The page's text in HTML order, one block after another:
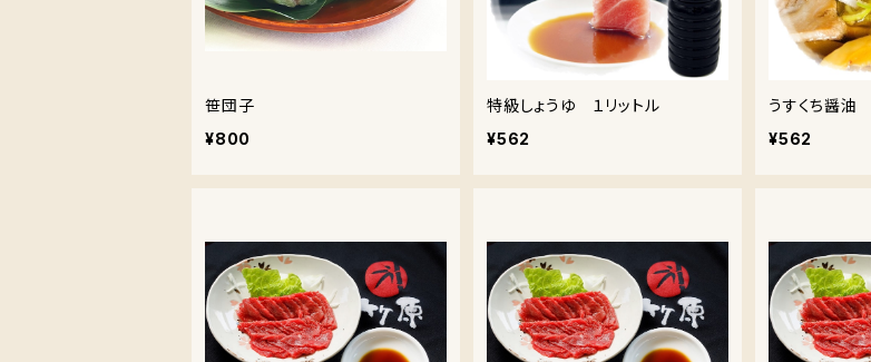
笹団子
¥800
特級しょうゆ １リットル
¥562
うすくち醤油
¥562